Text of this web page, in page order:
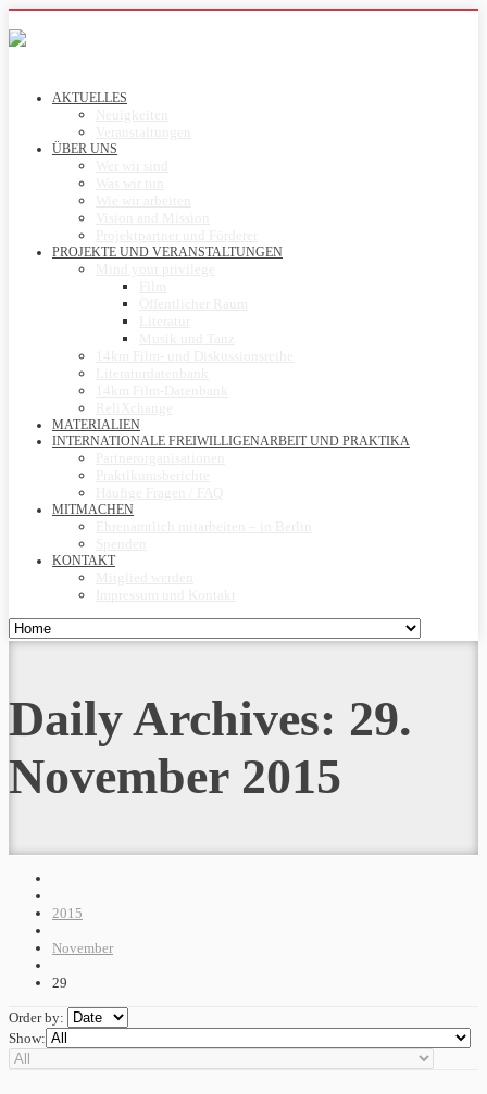
AKTUELLES
ÜBER UNS
PROJEKTE UND VERANSTALTUNGEN
MATERIALIEN
INTERNATIONALE FREIWILLIGENARBEIT UND PRAKTIKA
MITMACHEN
KONTAKT
Daily Archives: 29.
November 2015
2015
November
29
Order by:
Show: